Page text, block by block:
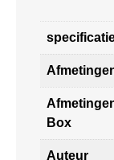
Box
Auteur